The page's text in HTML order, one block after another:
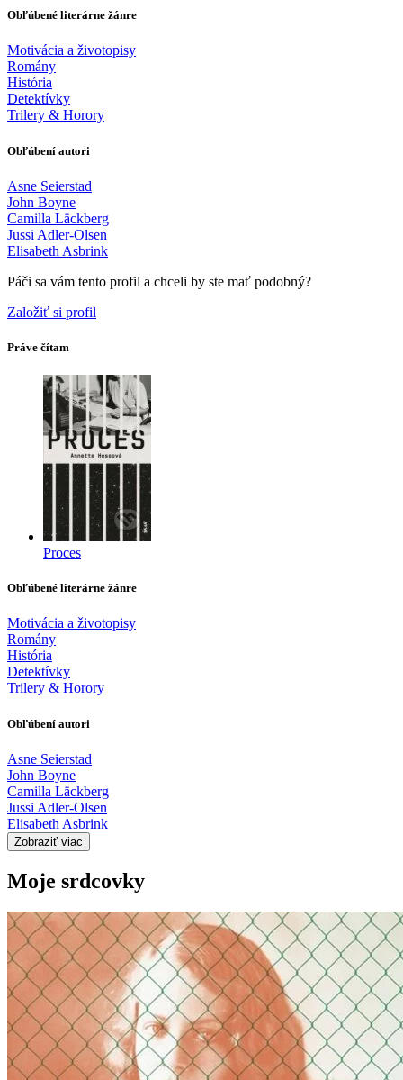
Obľúbené literárne žánre
Motivácia a životopisy
Romány
História
Detektívky
Trilery & Horory
Obľúbení autori
Asne Seierstad
John Boyne
Camilla Läckberg
Jussi Adler-Olsen
Elisabeth Asbrink
Páči sa vám tento profil a chceli by ste mať podobný?
Založiť si profil
Práve čítam
Proces
Obľúbené literárne žánre
Motivácia a životopisy
Romány
História
Detektívky
Trilery & Horory
Obľúbení autori
Asne Seierstad
John Boyne
Camilla Läckberg
Jussi Adler-Olsen
Elisabeth Asbrink
Zobraziť viac
Moje srdcovky